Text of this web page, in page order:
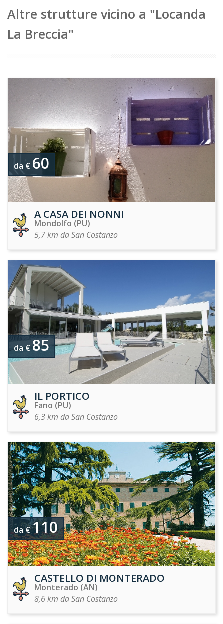
Altre strutture vicino a "Locanda
La Breccia"
da € 60
A CASA DEI NONNI
Mondolfo (PU)
5,7 km da San Costanzo
da €85
IL PORTICO
Fano (PU)
6,3 km da San Costanzo
da €110
CASTELLO DI MONTERADO
Monterado (AN)
8,6 km da San Costanzo